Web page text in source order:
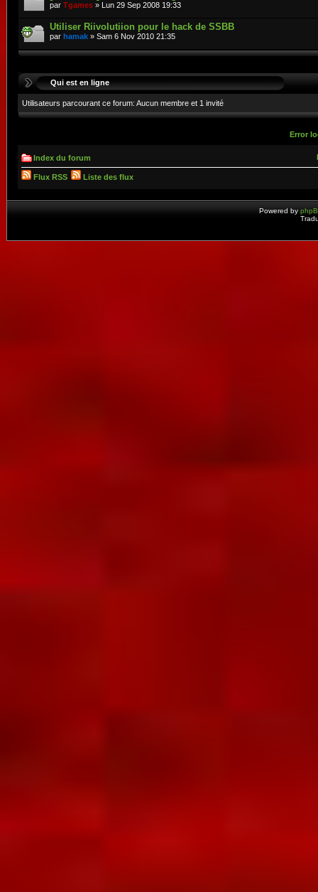
par Tgames » Lun 29 Sep 2008 19:33
Utiliser Riivolutiion pour le hack de SSBB
par hamak » Sam 6 Nov 2010 21:35
Qui est en ligne
Utilisateurs parcourant ce forum: Aucun membre et 1 invité
Error
Index du forum
Flux RSS Liste des flux
Powered by